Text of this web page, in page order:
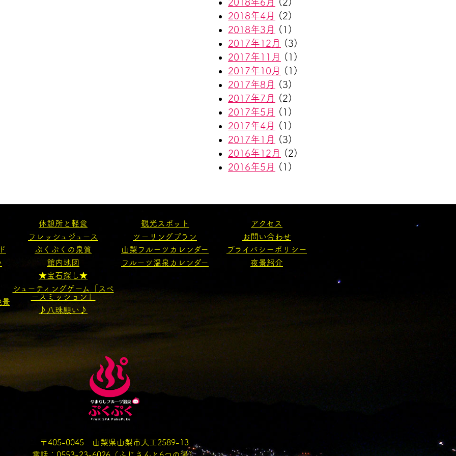
2018年4月
(2)
2018年3月
(1)
2017年12月
(3)
2017年11月
(1)
2017年10月
(1)
2017年8月
(3)
2017年7月
(2)
2017年5月
(1)
2017年4月
(1)
2017年1月
(3)
2016年12月
(2)
2016年5月
(1)
景
休憩所と軽食
フレッシュジュース
ぷくぷくの泉質
館内地図
★宝石探し★
シューティングゲーム「スペ
ースミッション」
♪八珠願い♪
観光スポット
ツーリングプラン
山梨フルーツカレンダー
フルーツ温泉カレンダー
アクセス
お問い合わせ
プライバシーポリシー
夜景紹介
〒405-0045 山梨県山梨市大工2589-13